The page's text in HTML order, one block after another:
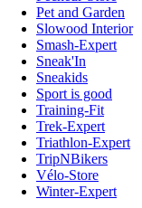
Pet and Garden
Slowood Interior
Smash-Expert
Sneak'In
Sneakids
Sport is good
Training-Fit
Trek-Expert
Triathlon-Expert
TripNBikers
Vélo-Store
Winter-Expert